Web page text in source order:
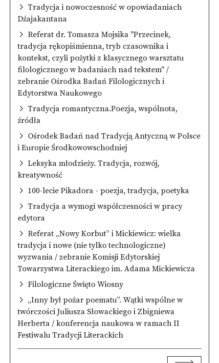
Tradycja i nowoczesność w opowiadaniach
Dźajakantana
Referat dr. Tomasza Mojsika "Przecinek,
tradycja rękopiśmienna, tryb czasownika i
kontekst, czyli pożytki z klasycznego warsztatu
filologicznego w badaniach nad tekstem" /
zebranie Ośrodka Badań Filologicznych i
Edytorstwa Naukowego
Tradycja romantyczna.Poezja, wspólnota,
źródła
Ośrodek Badań nad Tradycją Antyczną w Polsce
i Europie Środkowowschodniej
Leksyka młodzieży. Tradycja, rozwój,
kreatywność
100-lecie Pikadora - poezja, tradycja, poetyka
Tradycja a wymogi współczesności w pracy
edytora
Referat „Nowy Korbut” i Mickiewicz: wielka
tradycja i nowe (nie tylko technologiczne)
wyzwania / zebranie Komisji Edytorskiej
Towarzystwa Literackiego im. Adama Mickiewicza
Filologiczne Święto Wiosny
„Inny był pożar poematu”. Wątki wspólne w
twórczości Juliusza Słowackiego i Zbigniewa
Herberta / konferencja naukowa w ramach II
Festiwalu Tradycji Literackich